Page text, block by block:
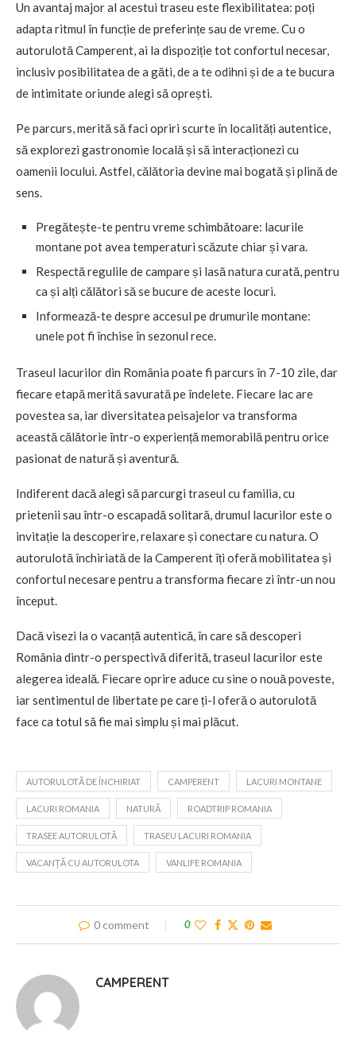
Un avantaj major al acestui traseu este flexibilitatea: poți
adapta ritmul în funcție de preferințe sau de vreme. Cu o
autorulotă Camperent, ai la dispoziție tot confortul necesar,
inclusiv posibilitatea de a găti, de a te odihni și de a te bucura
de intimitate oriunde alegi să oprești.
Pe parcurs, merită să faci opriri scurte în localități autentice,
să explorezi gastronomie locală și să interacționezi cu
oamenii locului. Astfel, călătoria devine mai bogată și plină de
sens.
Pregătește-te pentru vreme schimbătoare: lacurile
montane pot avea temperaturi scăzute chiar și vara.
Respectă regulile de campare și lasă natura curată, pentru
ca și alți călători să se bucure de aceste locuri.
Informează-te despre accesul pe drumurile montane:
unele pot fi închise în sezonul rece.
Traseul lacurilor din România poate fi parcurs în 7-10 zile, dar
fiecare etapă merită savurată pe îndelete. Fiecare lac are
povestea sa, iar diversitatea peisajelor va transforma
această călătorie într-o experiență memorabilă pentru orice
pasionat de natură și aventură.
Indiferent dacă alegi să parcurgi traseul cu familia, cu
prietenii sau într-o escapadă solitară, drumul lacurilor este o
invitație la descoperire, relaxare și conectare cu natura. O
autorulotă închiriată de la Camperent îți oferă mobilitatea și
confortul necesare pentru a transforma fiecare zi într-un nou
început.
Dacă visezi la o vacanță autentică, în care să descoperi
România dintr-o perspectivă diferită, traseul lacurilor este
alegerea ideală. Fiecare oprire aduce cu sine o nouă poveste,
iar sentimentul de libertate pe care ți-l oferă o autorulotă
face ca totul să fie mai simplu și mai plăcut.
AUTORULOTĂ DE ÎNCHIRIAT CAMPERENT LACURI MONTANE
LACURI ROMANIA NATURĂ ROADTRIP ROMANIA
TRASEE AUTORULOTĂ TRASEU LACURI ROMANIA
VACANȚĂ CU AUTORULOTA VANLIFE ROMANIA
0 comment 0
CAMPERENT